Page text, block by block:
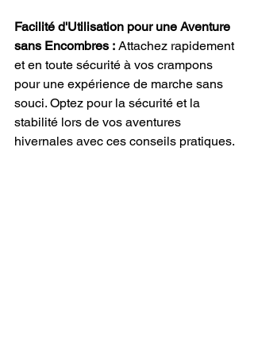
Facilité d'Utilisation pour une Aventure
sans Encombres : Attachez rapidement
et en toute sécurité à vos crampons
pour une expérience de marche sans
souci. Optez pour la sécurité et la
stabilité lors de vos aventures
hivernales avec ces conseils pratiques.